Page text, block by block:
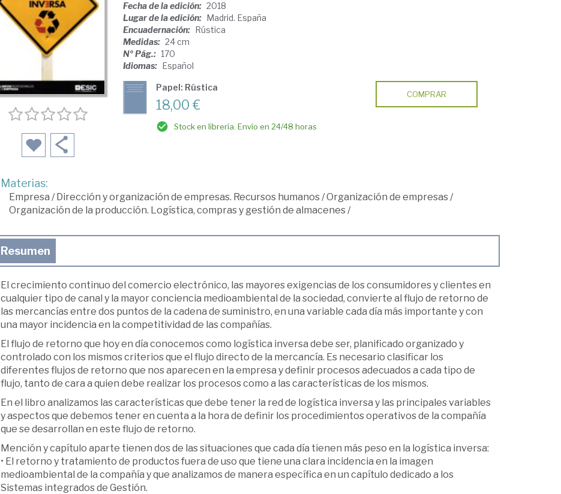
Fecha de la edición: 2018
Lugar de la edición: Madrid. España
Encuadernación: Rústica
Medidas: 24 cm
Nº Pág.: 170
Idiomas: Español
Papel: Rústica
18,00 €
Stock en librería. Envío en 24/48 horas
COMPRAR
Materias:
Empresa /Dirección y organización de empresas. Recursos humanos/Organización de empresas/
Organización de la producción. Logística, compras y gestión de almacenes/
Resumen
El crecimiento continuo del comercio electrónico, las mayores exigencias de los consumidores y clientes en
cualquier tipo de canal y la mayor conciencia medioambiental de la sociedad, convierte al flujo de retorno de
las mercancías entre dos puntos de la cadena de suministro, en una variable cada día más importante y con
una mayor incidencia en la competitividad de las compañías.
El flujo de retorno que hoy en día conocemos como logística inversa debe ser, planificado organizado y
controlado con los mismos criterios que el flujo directo de la mercancía. Es necesario clasificar los
diferentes flujos de retorno que nos aparecen en la empresa y definir procesos adecuados a cada tipo de
flujo, tanto de cara a quien debe realizar los procesos como a las características de los mismos.
En el libro analizamos las características que debe tener la red de logística inversa y las principales variables
y aspectos que debemos tener en cuenta a la hora de definir los procedimientos operativos de la compañía
que se desarrollan en este flujo de retorno.
Mención y capítulo aparte tienen dos de las situaciones que cada día tienen más peso en la logística inversa:
• El retorno y tratamiento de productos fuera de uso que tiene una clara incidencia en la imagen
medioambiental de la compañía y que analizamos de manera específica en un capítulo dedicado a los
Sistemas integrados de Gestión.